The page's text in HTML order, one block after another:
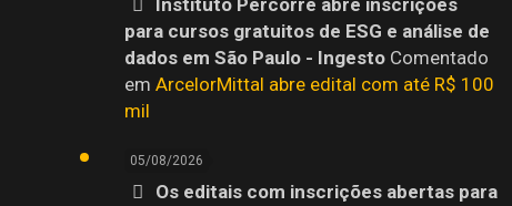
Instituto Percorre abre inscrições
para cursos gratuitos de ESG e análise de
dados em São Paulo - IngestoComentado
em ArcelorMittal abre edital com até R$ 100
mil
05/08/2026
Os editais com inscrições abertas para